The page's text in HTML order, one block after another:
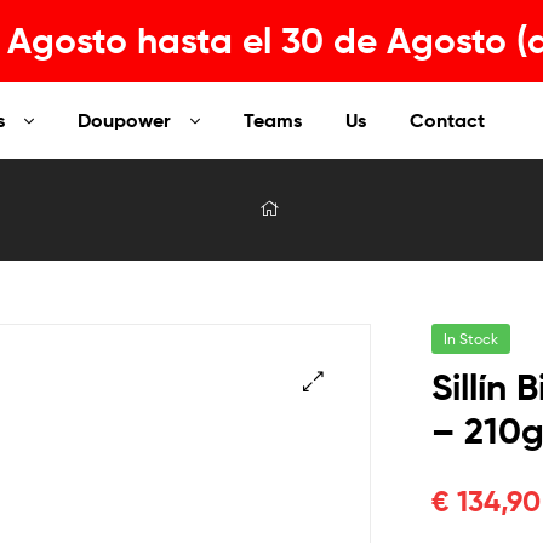
hasta el 30 de Agosto
Doupower Teams Us Contact
In Stock
Sillín
–
€ 134,90